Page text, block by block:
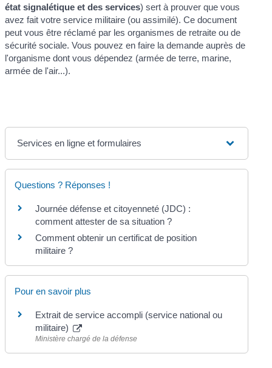
état signalétique et des services) sert à prouver que vous
avez fait votre service militaire (ou assimilé). Ce document
peut vous être réclamé par les organismes de retraite ou de
sécurité sociale. Vous pouvez en faire la demande auprès de
l'organisme dont vous dépendez (armée de terre, marine,
armée de l'air...).
Services en ligne et formulaires
Questions ? Réponses !
Journée défense et citoyenneté (JDC) :
comment attester de sa situation ?
Comment obtenir un certificat de position
militaire ?
Pour en savoir plus
Extrait de service accompli (service national ou
militaire)
Ministère chargé de la défense